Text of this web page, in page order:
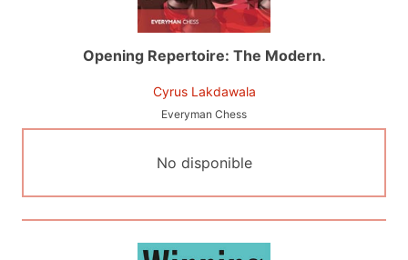
Opening Repertoire: The Modern.
Cyrus Lakdawala
Everyman Chess
No disponible